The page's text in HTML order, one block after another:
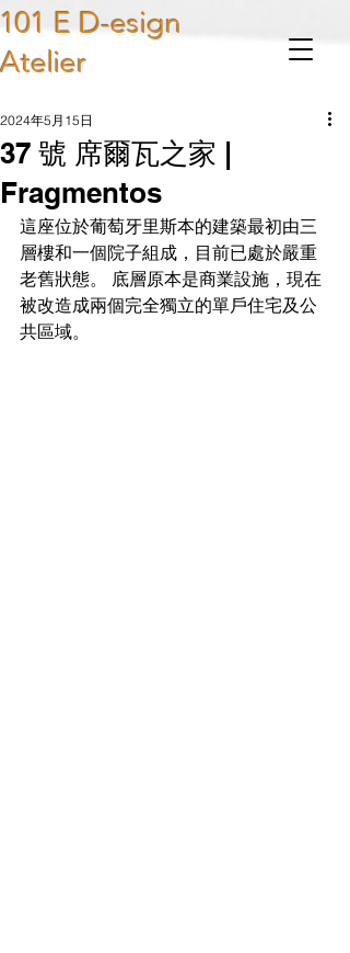
101 E D-esign
Atelier
37 號 席爾瓦之家 |
Fragmentos
2024年5月15日
這座位於葡萄牙里斯本的建築最初由三
層樓和一個院子組成，目前已處於嚴重
老舊狀態。 底層原本是商業設施，現在
被改造成兩個完全獨立的單戶住宅及公
共區域。